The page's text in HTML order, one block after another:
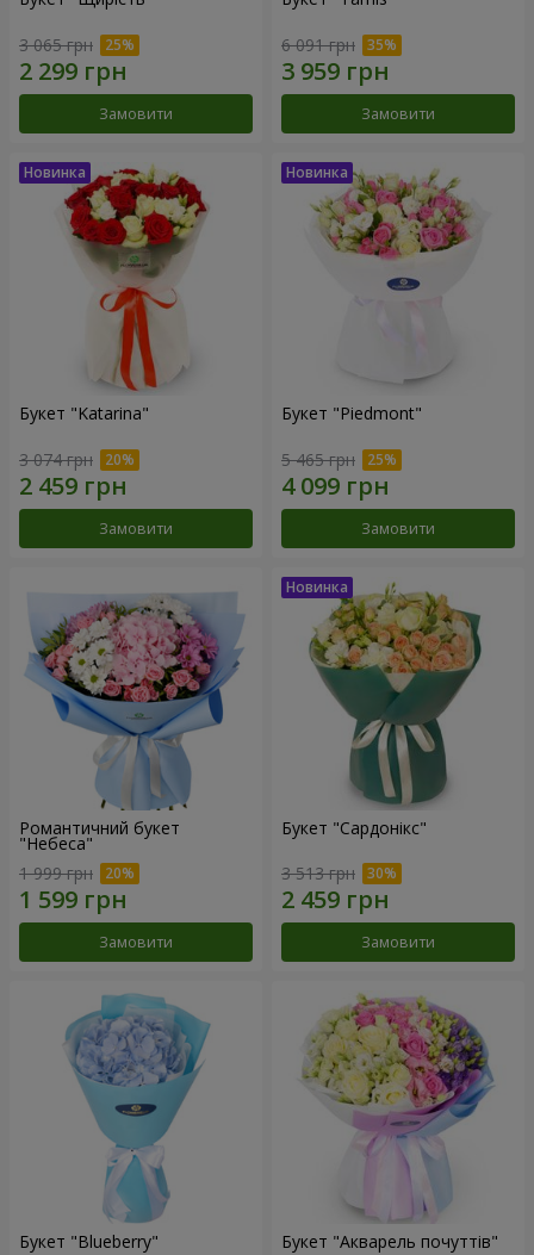
3 065 грн
Замовити
6 091 грн
Замовити
Букет "Katarina"
3 074 грн
Замовити
Букет "Piedmont"
5 465 грн
Замовити
Романтичний букет
"Небеса"
1 999 грн
Замовити
Букет "Сардонікс"
3 513 грн
Замовити
Букет "Blueberry" Букет "Акварель почуттів"